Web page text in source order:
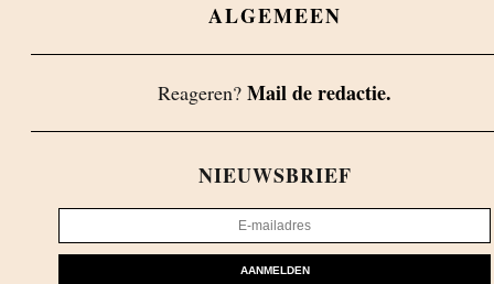
ALGEMEEN
Reageren? Mail de redactie.
NIEUWSBRIEF
AANMELDEN